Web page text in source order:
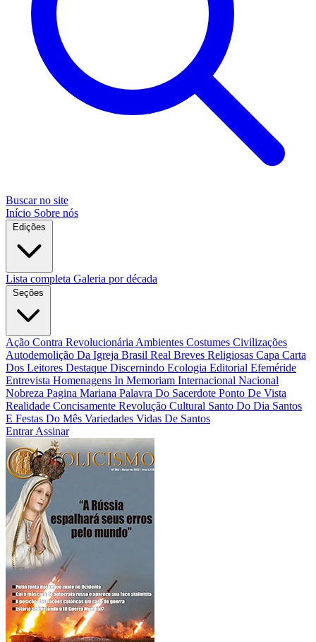
Buscar no site
Início Sobre nós
Edições
Lista completa Galeria por década
Seções
Ação Contra Revolucionária Ambientes Costumes Civilizações
Autodemolição Da Igreja Brasil Real Breves Religiosas Capa Carta
Dos Leitores Destaque Discernindo Ecologia Editorial Efeméride
Entrevista Homenagens In Memoriam Internacional Nacional
Nobreza Pagina Mariana Palavra Do Sacerdote Ponto De Vista
Realidade Concisamente Revolução Cultural Santo Do Dia Santos
E Festas Do Mês Variedades Vidas De Santos
EntrarAssinar